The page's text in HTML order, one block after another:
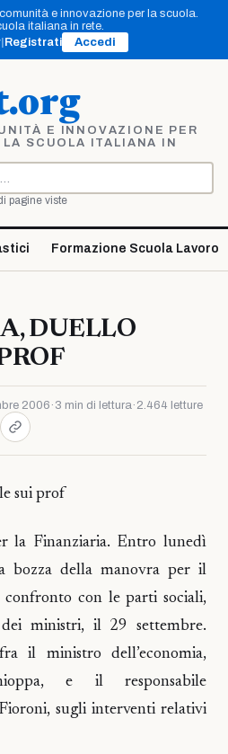
e innovazione per la scuola.
italiana in rete.
Registrati Accedi
E INNOVAZIONE PER
SCUOLA ITALIANA IN
pagine viste
Formazione Scuola Lavoro
DUELLO
2006 · 3 min di lettura· 2.464 letture
sui prof
la Finanziaria. Entro lunedì
bozza della manovra per il
confronto con le parti sociali,
ministri, il 29 settembre.
il ministro dell’economia,
e il responsabile
sugli interventi relativi